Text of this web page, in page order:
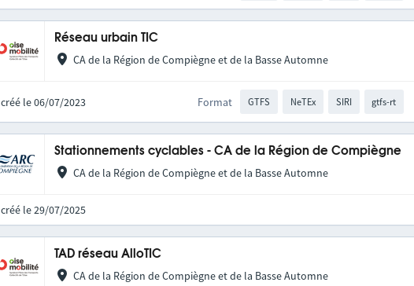
Réseau urbain TIC
CA de la Région de Compiègne et de la Basse Automne
créé le 06/07/2023 Format GTFS NeTEx SIRI gtfs-rt
Stationnements cyclables - CA de la Région de Compiègne
CA de la Région de Compiègne et de la Basse Automne
créé le 29/07/2025
TAD réseau AlloTIC
CA de la Région de Compiègne et de la Basse Automne